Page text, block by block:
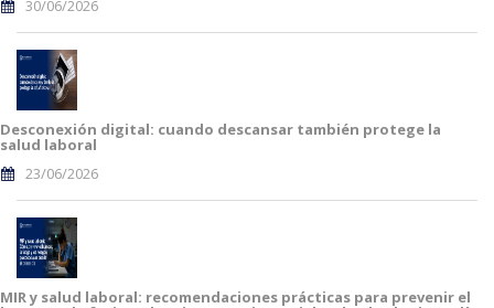
30/06/2026
Desconexión digital: cuando descansar también protege la
salud laboral
23/06/2026
MIR y salud laboral: recomendaciones prácticas para prevenir el